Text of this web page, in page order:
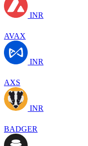
INR
AVAX
INR
AXS
INR
BADGER